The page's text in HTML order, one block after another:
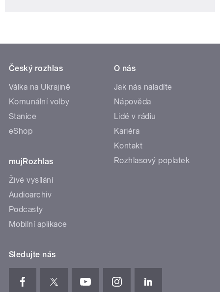
Český rozhlas
Válka na Ukrajině
Komunální volby
Stanice
eShop
mujRozhlas
Živé vysílání
Audioarchiv
Podcasty
Mobilní aplikace
O nás
Jak nás naladíte
Nápověda
Lidé v rádiu
Kariéra
Kontakt
Rozhlasový poplatek
Sledujte nás